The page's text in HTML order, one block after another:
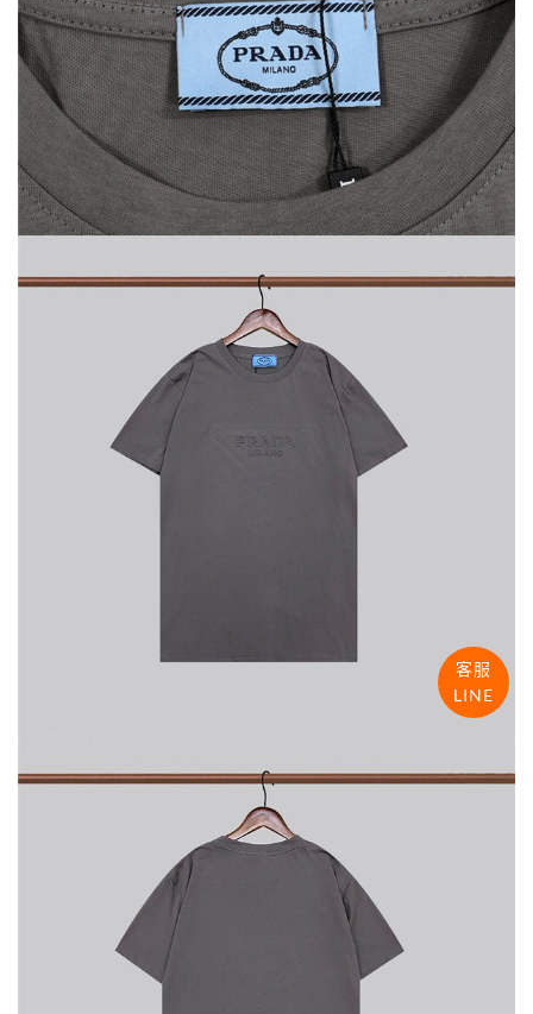
客服
LINE